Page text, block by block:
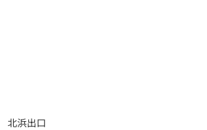
北浜出口